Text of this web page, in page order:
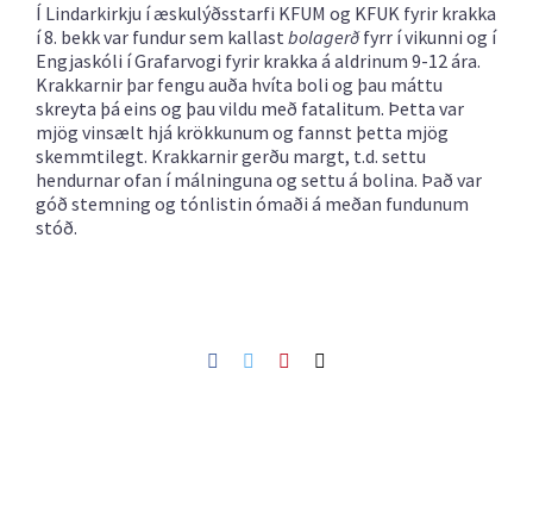
Í Lindarkirkju í æskulýðsstarfi KFUM og KFUK fyrir krakka
í 8. bekk var fundur sem kallast bolagerðfyrr í vikunni og í
Engjaskóli í Grafarvogi fyrir krakka á aldrinum 9-12 ára.
Krakkarnir þar fengu auða hvíta boli og þau máttu
skreyta þá eins og þau vildu með fatalitum. Þetta var
mjög vinsælt hjá krökkunum og fannst þetta mjög
skemmtilegt. Krakkarnir gerðu margt, t.d. settu
hendurnar ofan í málninguna og settu á bolina. Það var
góð stemning og tónlistin ómaði á meðan fundunum
stóð.
Facebook
TwitterPinterest